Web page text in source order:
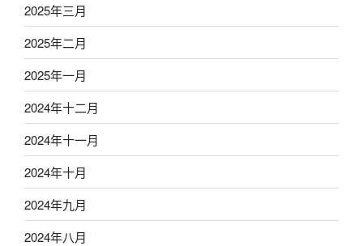
2025年三月
2025年二月
2025年一月
2024年十二月
2024年十一月
2024年十月
2024年九月
2024年八月